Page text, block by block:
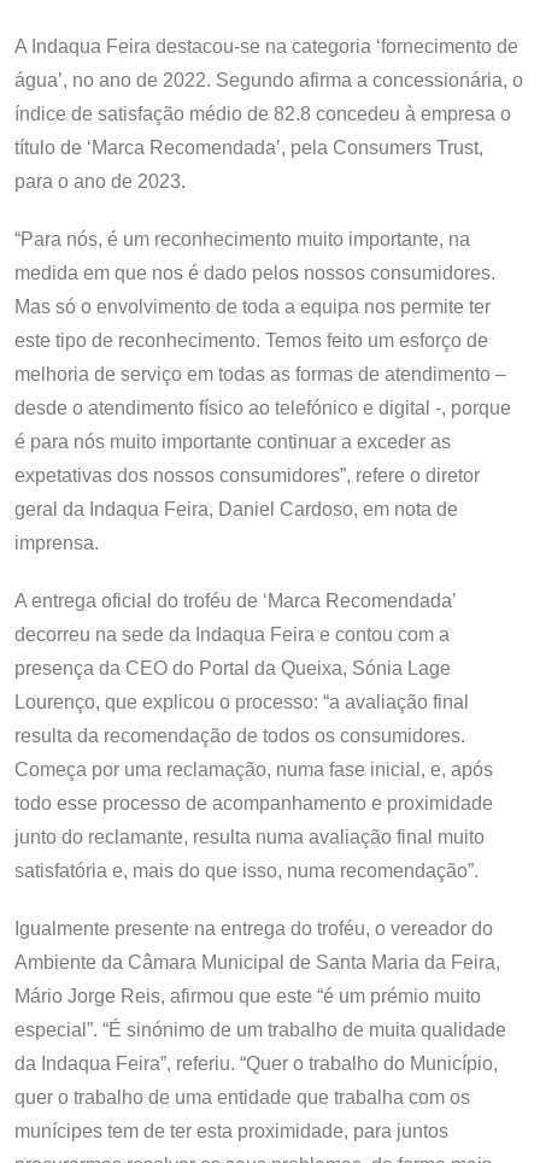
A Indaqua Feira destacou-se na categoria ‘fornecimento de
água’, no ano de 2022. Segundo afirma a concessionária, o
índice de satisfação médio de 82.8 concedeu à empresa o
título de ‘Marca Recomendada’, pela Consumers Trust,
para o ano de 2023.
“Para nós, é um reconhecimento muito importante, na
medida em que nos é dado pelos nossos consumidores.
Mas só o envolvimento de toda a equipa nos permite ter
este tipo de reconhecimento. Temos feito um esforço de
melhoria de serviço em todas as formas de atendimento –
desde o atendimento físico ao telefónico e digital -, porque
é para nós muito importante continuar a exceder as
expetativas dos nossos consumidores”, refere o diretor
geral da Indaqua Feira, Daniel Cardoso, em nota de
imprensa.
A entrega oficial do troféu de ‘Marca Recomendada’
decorreu na sede da Indaqua Feira e contou com a
presença da CEO do Portal da Queixa, Sónia Lage
Lourenço, que explicou o processo: “a avaliação final
resulta da recomendação de todos os consumidores.
Começa por uma reclamação, numa fase inicial, e, após
todo esse processo de acompanhamento e proximidade
junto do reclamante, resulta numa avaliação final muito
satisfatória e, mais do que isso, numa recomendação”.
Igualmente presente na entrega do troféu, o vereador do
Ambiente da Câmara Municipal de Santa Maria da Feira,
Mário Jorge Reis, afirmou que este “é um prémio muito
especial”. “É sinónimo de um trabalho de muita qualidade
da Indaqua Feira”, referiu. “Quer o trabalho do Município,
quer o trabalho de uma entidade que trabalha com os
munícipes tem de ter esta proximidade, para juntos